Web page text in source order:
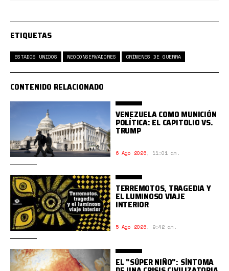
ETIQUETAS
ESTADOS UNIDOS NEOCONSERVADORES CRÍMENES DE GUERRA
CONTENIDO RELACIONADO
VENEZUELA COMO MUNICIÓN
POLÍTICA: EL CAPITOLIO VS.
TRUMP
6 Ago 2026, 11:01 am.
TERREMOTOS, TRAGEDIA Y
EL LUMINOSO VIAJE
INTERIOR
5 Ago 2026, 9:42 am.
EL "SÚPER NIÑO": SÍNTOMA